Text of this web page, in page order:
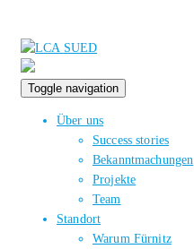
Toggle navigation
Über uns
Success stories
Bekanntmachungen
Projekte
Team
Standort
Warum Fürnitz